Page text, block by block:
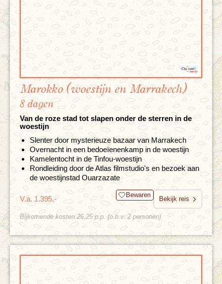
Marokko (woestijn en Marrakech)
8 dagen
Van de roze stad tot slapen onder de sterren in de
woestijn
Slenter door mysterieuze bazaar van Marrakech
Overnacht in een bedoeïenenkamp in de woestijn
Kamelentocht in de Tinfou-woestijn
Rondleiding door de Atlas filmstudio's en bezoek aan
de woestijnstad Ouarzazate
V.a. 1.395,- Bewaren
Bekijk reis
Bijkomende kosten 26,25 p.p. (o.b.v. 2 personen)